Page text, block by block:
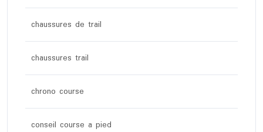
chaussures de trail
chaussures trail
chrono course
conseil course a pied